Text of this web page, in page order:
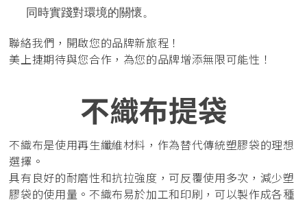
同時實踐對環境的關懷。
聯絡我們，開啟您的品牌新旅程！
美上捷期待與您合作，為您的品牌增添無限可能性！
不織布提袋
不織布是使用再生纖維材料，作為替代傳統塑膠袋的理想
選擇。
具有良好的耐磨性和抗拉強度，可反覆使用多次，減少塑
膠袋的使用量。不織布易於加工和印刷，可以製作成各種